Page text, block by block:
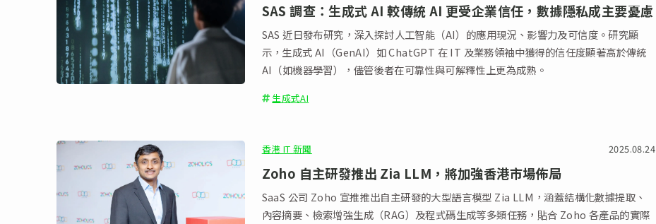
SAS 調查：生成式 AI 較傳統 AI 更受企業信任，數據隱私成主要憂慮
SAS 近日發布研究，深入探討人工智能（AI）的應用現況、影響力及可信度。研究顯
示，生成式 AI（GenAI）如 ChatGPT 在 IT 及業務領袖中獲得的信任度顯著高於傳統
AI（如機器學習），儘管後者在可靠性與可解釋性上更為成熟。
生成式AI
香港 IT 新聞 2025.08.24
Zoho 自主研發推出 Zia LLM，將加強香港市場佈局
SaaS 公司 Zoho 宣推推出自主研發的大型語言模型 Zia LLM，涵蓋結構化數據提取、
內容摘要、檢索增強生成（RAG）及程式碼生成等多類任務，貼合 Zoho 各產品的實際